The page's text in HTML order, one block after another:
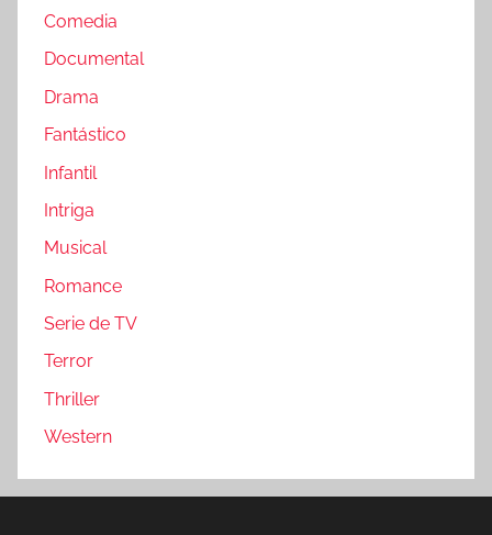
Comedia
Documental
Drama
Fantástico
Infantil
Intriga
Musical
Romance
Serie de TV
Terror
Thriller
Western